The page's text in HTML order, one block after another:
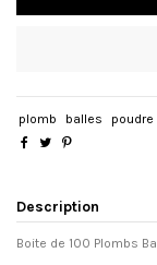
plomb balles poudre
Description
Boite de 100 Plombs